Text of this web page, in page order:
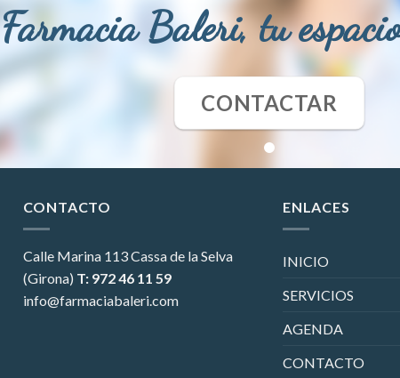
Farmacia Baleri, tu
CONTACTAR
CONTACTO
Calle Marina 113Cassa de la Selva
(Girona) T: 972 46 11 59
info@farmaciabaleri.com
ENLACES
INICIO
SERVICIOS
AGENDA
CONTACTO